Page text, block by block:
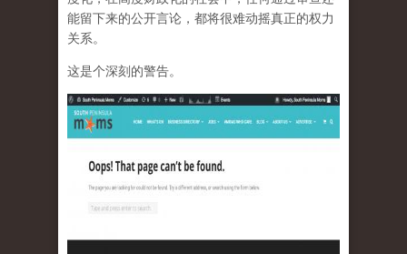
能留下来的公开言论，都将很难动摇真正的权力
关系。
这是个深刻的警告。